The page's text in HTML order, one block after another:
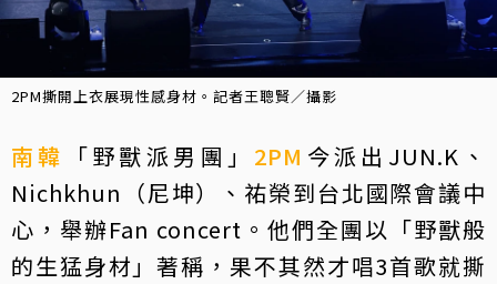
2PM撕開上衣展現性感身材。記者王聰賢／攝影
南韓 「野獸派男團」 2PM 今派出JUN.K、
Nichkhun（尼坤）、祐榮到台北國際會議中
心，舉辦Fan concert。他們全團以「野獸般
的生猛身材」著稱，果不其然才唱3首歌就撕